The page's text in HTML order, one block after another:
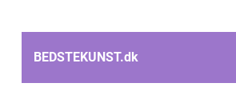
BEDSTEKUNST.dk